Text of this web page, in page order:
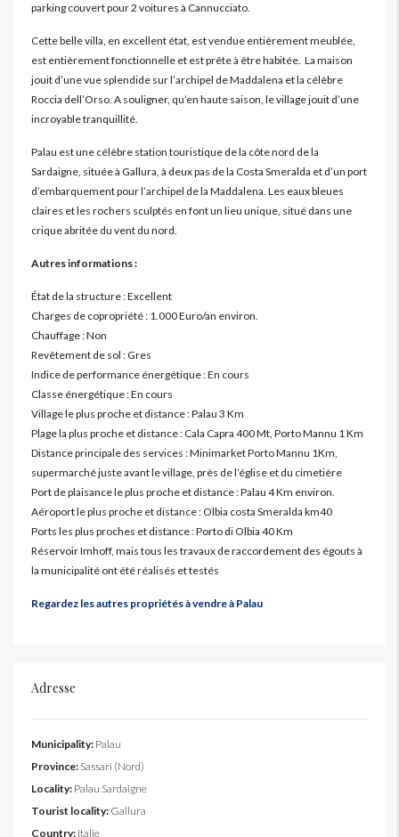
parking couvert pour 2 voitures à Cannucciato.
Cette belle villa, en excellent état, est vendue entièrement meublée,
est entièrement fonctionnelle et est prête à être habitée. La maison
jouit d’une vue splendide sur l’archipel de Maddalena et la célèbre
Roccia dell’Orso. A souligner, qu’en haute saison, le village jouit d’une
incroyable tranquillité.
Palau est une célèbre station touristique de la côte nord de la
Sardaigne, située à Gallura, à deux pas de la Costa Smeralda et d’un port
d’embarquement pour l’archipel de la Maddalena. Les eaux bleues
claires et les rochers sculptés en font un lieu unique, situé dans une
crique abritée du vent du nord.
Autres informations :
État de la structure : Excellent
Charges de copropriété : 1.000 Euro/an environ.
Chauffage : Non
Revêtement de sol : Gres
Indice de performance énergétique : En cours
Classe énergétique : En cours
Village le plus proche et distance : Palau 3 Km
Plage la plus proche et distance : Cala Capra 400 Mt, Porto Mannu 1 Km
Distance principale des services : Minimarket Porto Mannu 1Km,
supermarché juste avant le village, près de l’église et du cimetière
Port de plaisance le plus proche et distance : Palau 4 Km environ.
Aéroport le plus proche et distance : Olbia costa Smeralda km40
Ports les plus proches et distance : Porto di Olbia 40 Km
Réservoir Imhoff, mais tous les travaux de raccordement des égouts à
la municipalité ont été réalisés et testés
Regardez les autres propriétés à vendre à Palau
Adresse
Municipality: Palau
Province: Sassari (Nord)
Locality: Palau Sardaigne
Tourist locality: Gallura
Country: Italie